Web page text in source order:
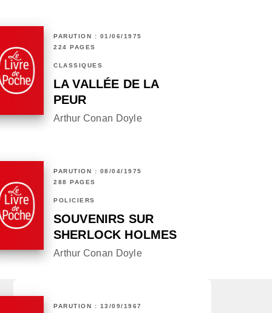
PARUTION : 01/06/1975
224 PAGES
CLASSIQUES
LA VALLÉE DE LA
PEUR
Arthur Conan Doyle
PARUTION : 08/04/1975
288 PAGES
POLICIERS
SOUVENIRS SUR
SHERLOCK HOLMES
Arthur Conan Doyle
PARUTION : 13/09/1967